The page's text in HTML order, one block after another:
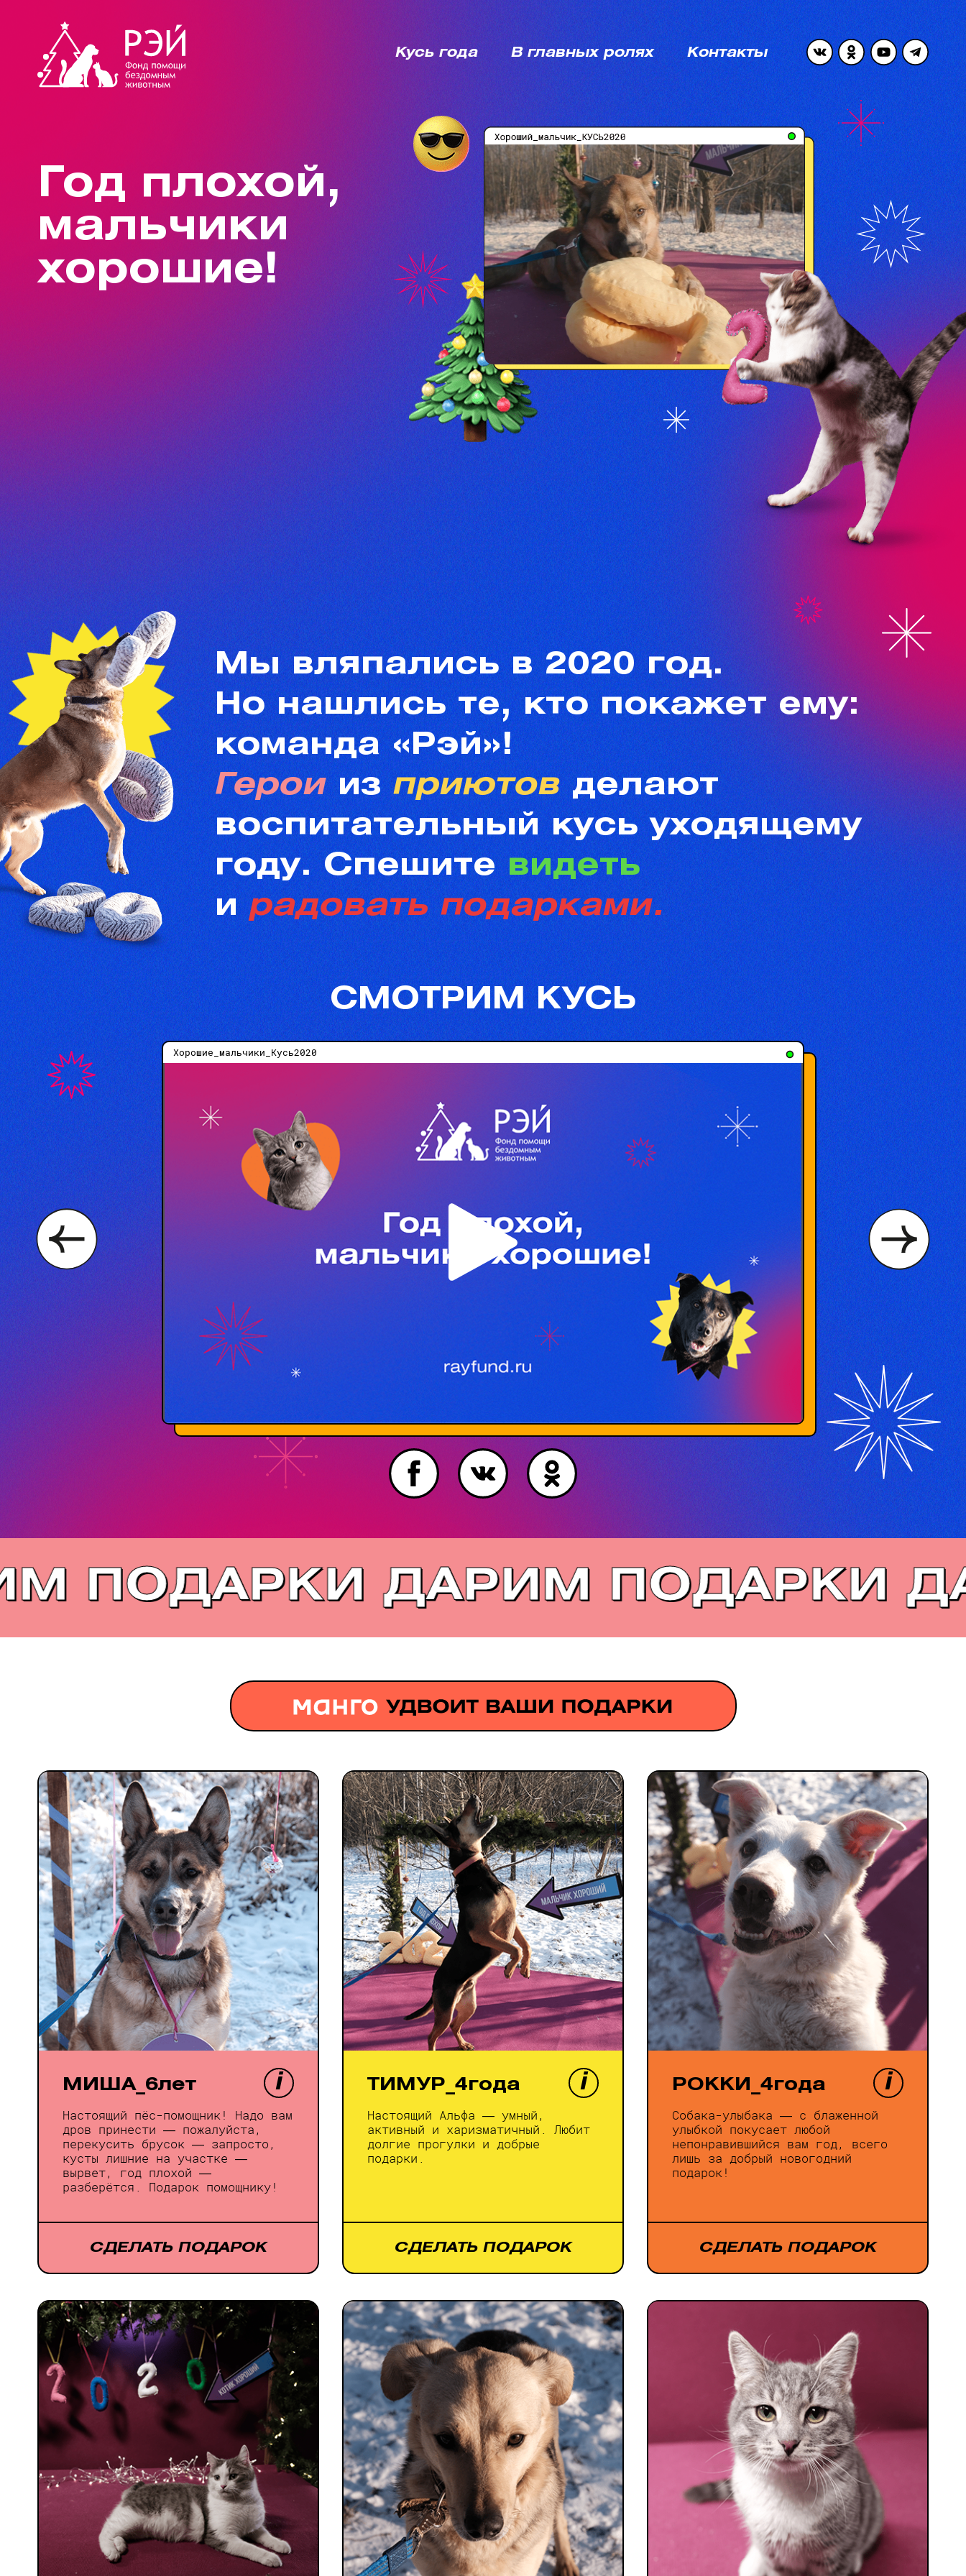
Кусь года В главных ролях Контакты
Год плохой,
мальчики
хорошие!
Мы вляпались в 2020 год.
Но нашлись те, кто покажет ему:
команда «Рэй»!
Героиизприютовделают
воспитательныйкусь уходящему
году.Спешитевидеть
ирадоватьподарками.
СМОТРИМКУСЬ
Хорошие_мальчики_Кусь2020
ПОДАРКИ ДАРИМ
i
МИША_6лет
Настоящий пёс-помощник! Надо вам
дров принести — пожалуйста,
перекусить брусок — запросто,
кусты лишние на участке —
вырвет, год плохой —
разберётся. Подарок помощнику!
СДЕЛАТЬ ПОДАРОК
i
ТИМУР_4года
Настоящий Альфа — умный,
активный и харизматичный. Любит
долгие прогулки и добрые
подарки.
СДЕЛАТЬ ПОДАРОК
i
РОККИ_4года
Собака-улыбака — с блаженной
улыбкой покусает любой
непонравившийся вам год, всего
лишь за добрый новогодний
подарок!
СДЕЛАТЬ ПОДАРОК
Манго страхование — социально
ответственная компания, которая
заботится о животных и о своих
клиентах. Они — наши друзья!
и девочкам БУДЕТ УДВОЕНО!*
*Манго Страхование удвоит все пожертвования на общую
сумму до 400 000 руб.